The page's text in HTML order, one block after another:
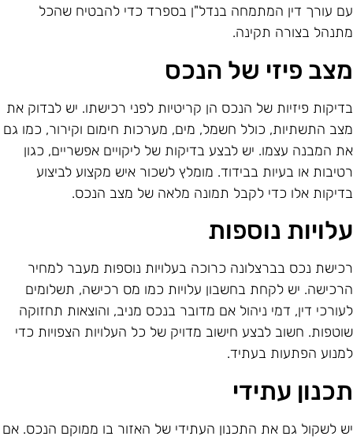
עורך דין המתמחה בנדל"ן בספרד כדי להבטיח שהכל
בצורה תקינה.
פיזי של הנכס
פיזיות של הנכס הן קריטיות לפני רכישתו. יש לבדוק את
התשתיות, כולל חשמל, מים, מערכות חימום וקירור, כמו גם
המבנה עצמו. יש לבצע בדיקות של ליקויים אפשריים, כגון
או בעיות בבידוד. מומלץ לשכור איש מקצוע לביצוע
אלו כדי לקבל תמונה מלאה של מצב הנכס.
נוספות
נכס בברצלונה כרוכה בעלויות נוספות מעבר למחיר
יש לקחת בחשבון עלויות כמו מס רכישה, תשלומים
דין, דמי ניהול אם מדובר בנכס מניב, והוצאות תחזוקה
חשוב לבצע חישוב מדויק של כל העלויות הצפויות כדי
הפתעות בעתיד.
עתידי
לשקול גם את התכנון העתידי של האזור בו ממוקם הנכס. אם